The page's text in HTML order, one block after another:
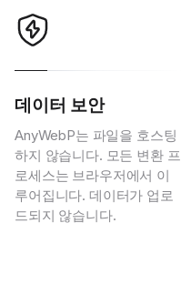
데이터 보안
AnyWebP는 파일을 호스팅
하지 않습니다. 모든 변환 프
로세스는 브라우저에서 이
루어집니다. 데이터가 업로
드되지 않습니다.